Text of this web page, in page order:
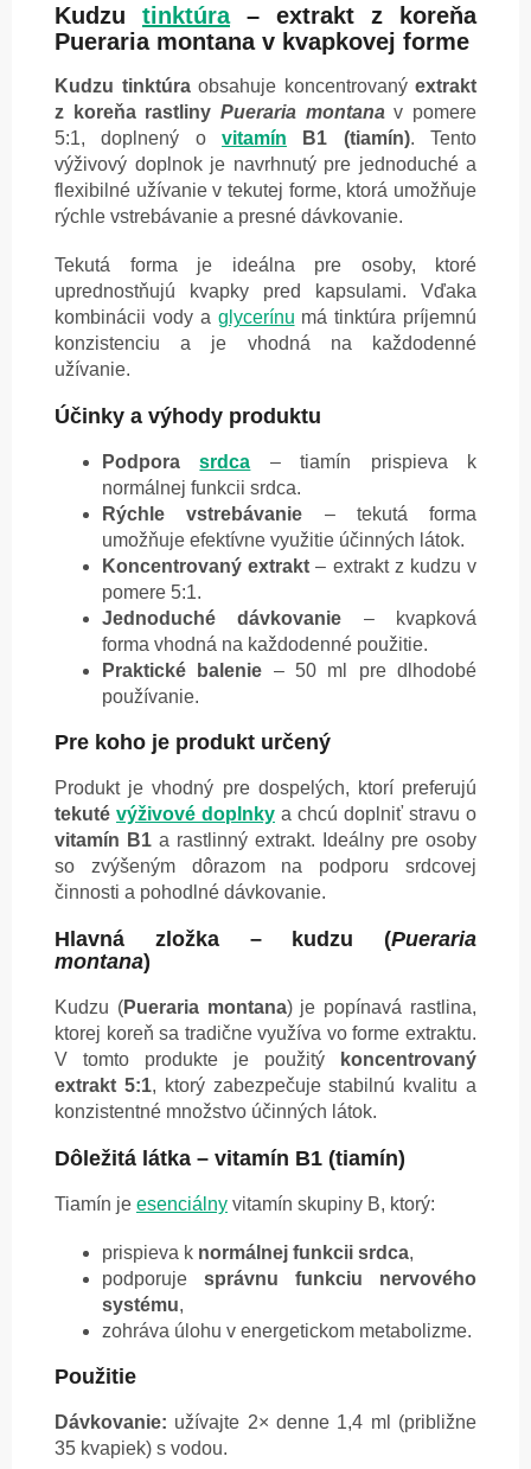
Kudzu tinktúra– extrakt z koreňa
Pueraria montana v kvapkovej forme
Kudzu tinktúraobsahuje koncentrovaný extrakt
z koreňa rastliny Pueraria montanav pomere
5:1, doplnený o vitamín B1 (tiamín). Tento
výživový doplnok je navrhnutý pre jednoduché a
flexibilné užívanie v tekutej forme, ktorá umožňuje
rýchle vstrebávanie a presné dávkovanie.
Tekutá forma je ideálna pre osoby, ktoré
uprednostňujú kvapky pred kapsulami. Vďaka
kombinácii vody a glycerínu má tinktúra príjemnú
konzistenciu a je vhodná na každodenné
užívanie.
Účinky a výhody produktu
Podporasrdca – tiamín prispieva k
normálnej funkcii srdca.
Rýchle vstrebávanie – tekutá forma
umožňuje efektívne využitie účinných látok.
Koncentrovaný extrakt – extrakt z kudzu v
pomere 5:1.
Jednoduché dávkovanie – kvapková
forma vhodná na každodenné použitie.
Praktické balenie – 50 ml pre dlhodobé
používanie.
Pre koho je produkt určený
Produkt je vhodný pre dospelých, ktorí preferujú
tekuté výživové doplnky a chcú doplniť stravu o
vitamín B1 a rastlinný extrakt. Ideálny pre osoby
so zvýšeným dôrazom na podporu srdcovej
činnosti a pohodlné dávkovanie.
Hlavná zložka – kudzu (Pueraria
montana)
Kudzu (Pueraria montana) je popínavá rastlina,
ktorej koreň sa tradične využíva vo forme extraktu.
V tomto produkte je použitý
koncentrovaný
extrakt 5:1, ktorý zabezpečuje stabilnú kvalitu a
konzistentné množstvo účinných látok.
Dôležitá látka – vitamín B1 (tiamín)
Tiamín je esenciálny vitamín skupiny B, ktorý:
prispieva k normálnej funkcii srdca,
podporuje správnu funkciu nervového
systému,
zohráva úlohu v energetickom metabolizme.
Použitie
Dávkovanie: užívajte 2× denne 1,4 ml (približne
35 kvapiek) s vodou.